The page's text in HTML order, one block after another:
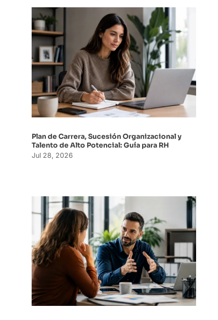
Plan de Carrera, Sucesión Organizacional y
Talento de Alto Potencial: Guía para RH
Jul 28, 2026